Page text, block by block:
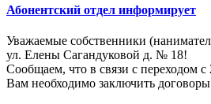
Абонентский отдел информирует
Уважаемые собственники
ул. Елены Сагандуковой д. № 18!
Сообщаем, что в связи с переходом
Вам необходимо заключить